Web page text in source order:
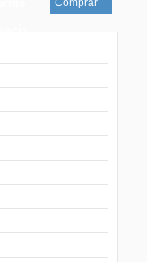
Comprar